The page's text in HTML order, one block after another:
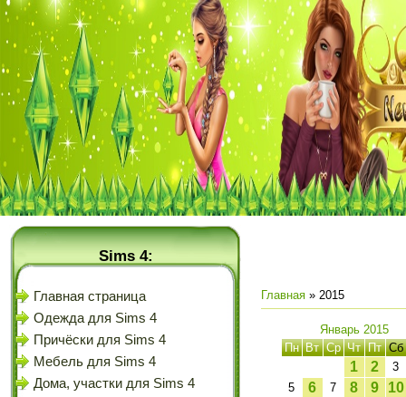
Sims 4:
Главная страница
Одежда для Sims 4
Причёски для Sims 4
Мебель для Sims 4
Дома, участки для Sims 4
Главная » 2015
Январь 2015
Пн Вт Ср Чт Пт Сб
1 2
3
5
6 7 8 9 10